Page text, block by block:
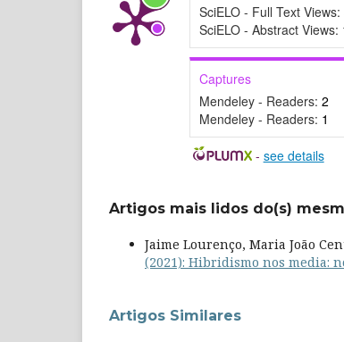
SciELO - Full Text Views:
SciELO - Abstract Views:
Captures
Mendeley - Readers: 2
Mendeley - Readers: 1
- see details
Artigos mais lidos do(s)
Jaime Lourenço, Maria João
(2021): Hibridismo nos media:
Artigos Similares